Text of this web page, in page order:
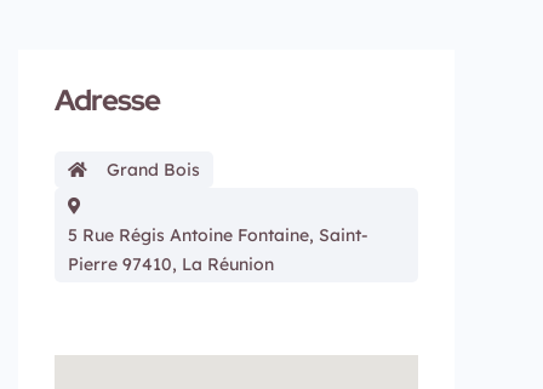
Adresse
Grand Bois
5 Rue Régis Antoine Fontaine, Saint-
Pierre 97410, La Réunion